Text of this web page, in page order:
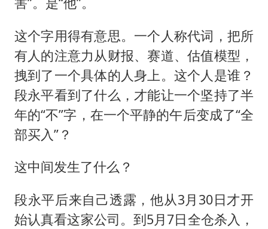
这个字用得有意思。一个人称代词，把所
有人的注意力从财报、赛道、估值模型，
拽到了一个具体的人身上。这个人是谁？
段永平看到了什么，才能让一个坚持了半
年的“不”字，在一个平静的午后变成了“全
部买入”？
这中间发生了什么？
段永平后来自己透露，他从3月30日才开
始认真看这家公司。到5月7日全仓杀入，